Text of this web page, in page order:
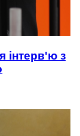
інтерв'ю з